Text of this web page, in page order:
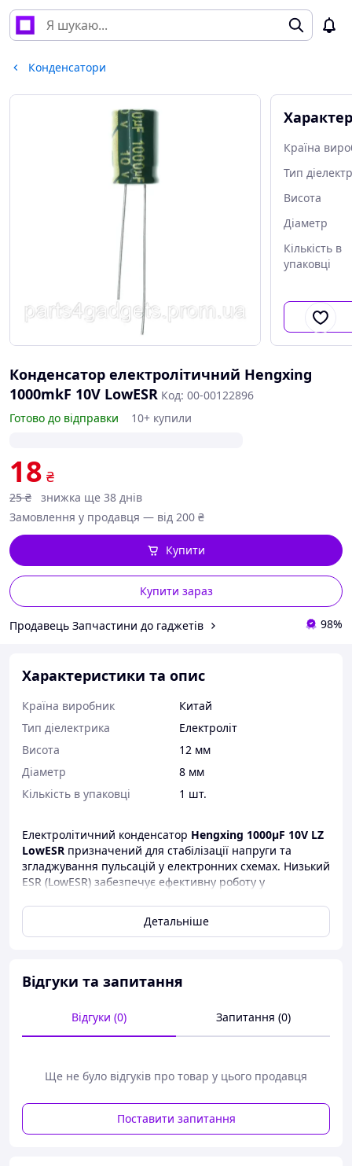
Конденсатори
Країна
Тип
Висота
Діаметр
Кількість в
упаковці
Конденсатор електролітичний Hengxing
1000mkF 10V LowESR Код: 00-00122896
Готово до відправки
10+ купили
18 ₴
25 ₴
знижка ще 38 днів
Замовлення у продавця — від 200 ₴
Купити зараз
Купити
Продавець Запчастини до гаджетів 98%
Характеристики та опис
Країна виробник
Китай
Тип діелектрика
Електроліт
Висота
12 мм
Діаметр
8 мм
Кількість в упаковці
1 шт.
Електролітичний конденсатор Hengxing 1000µF 10V LZ
LowESR призначений для стабілізації напруги та
згладжування пульсацій у електронних схемах. Низький
ESR (LowESR) забезпечує ефективну роботу у
Напруга: 10 V
Висота: 12 мм
Робоча температура: до 105 °C
Детальніше
Відгуки та запитання
Відгуки (0) Запитання (0)
Ще не було відгуків про товар у цього продавця
Поставити запитання